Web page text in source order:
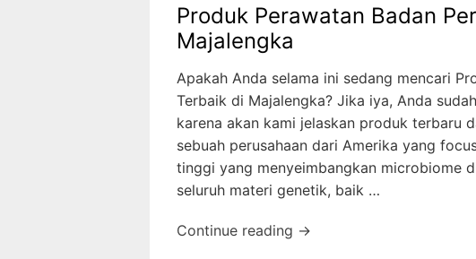
Produk Perawatan Badan
Majalengka
Apakah Anda selama ini sedang mencari
Terbaik di Majalengka? Jika iya, Anda
karena akan kami jelaskan produk terbaru
sebuah perusahaan dari Amerika yang
tinggi yang menyeimbangkan microbiome
seluruh materi genetik, baik …
Continue reading →